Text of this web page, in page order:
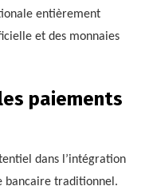
entièrement
et des monnaies
paiements
dans l’intégration
bancaire traditionnel.